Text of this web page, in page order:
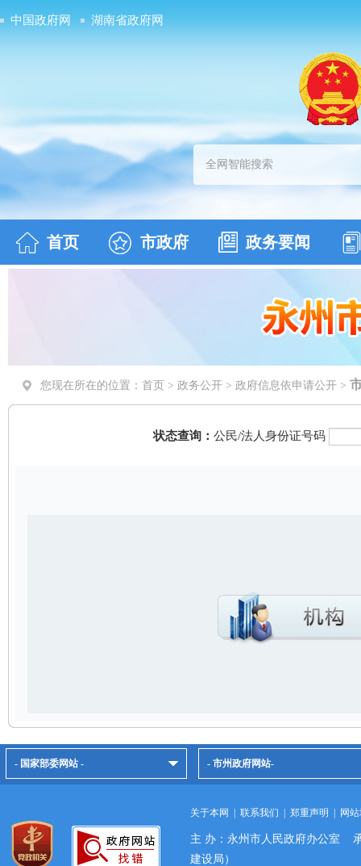
中国政府网 湖南省政府网
首页 市政府 政务要闻
您现在所在的位置： 首页 > 政务公开 > 政府信息依申请公开 >
状态查询： 公民/法人身份证号码
- 国家部委网站 - - 市州政府网站-
关于本网 联系我们 郑重声明 网
主 办：永州市人民政府办公室
建设局）